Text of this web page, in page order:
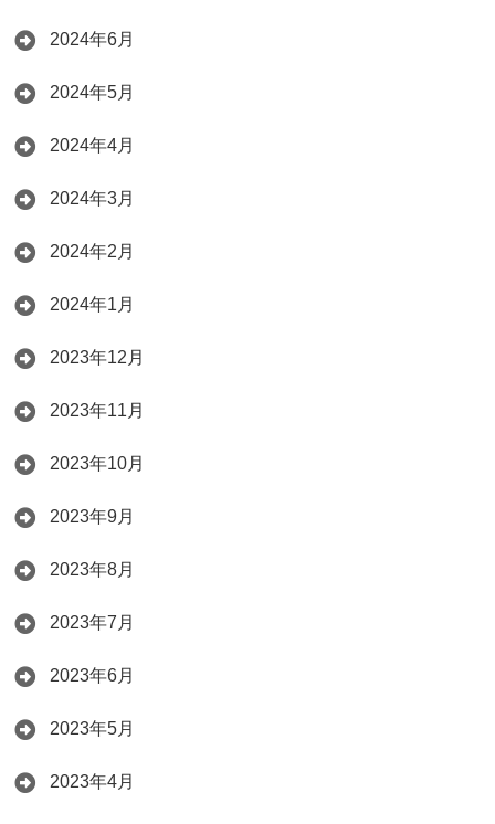
2024年6月
2024年5月
2024年4月
2024年3月
2024年2月
2024年1月
2023年12月
2023年11月
2023年10月
2023年9月
2023年8月
2023年7月
2023年6月
2023年5月
2023年4月